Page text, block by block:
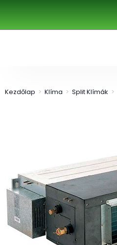
Kezdőlap > Klíma > Split Klímák >